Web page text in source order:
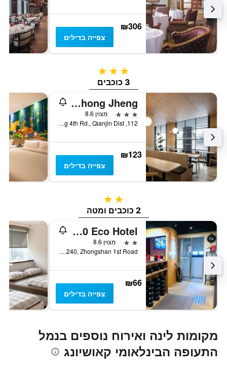
₪306
צפייה בדילים
3 כוכבים
3 כוכבים
Kindness Hotel - Jhong Jheng
3 כוכבים
מצוין 8.6
112, Zhongzheng 4th Rd., Qianjin Dist., קאושיונג, טייוואן
₪123
צפייה בדילים
2 כוכבים
2 כוכבים ומטה
R10 Eco Hotel
2 כוכבים
מצוין 8.6
11f, No.240, Zhongshan 1st Road, קאושיונג, טייוואן
₪66
צפייה בדילים
מקומות לינה ואירוח נוספים בנמל
התעופה הבינלאומי קאושיונג